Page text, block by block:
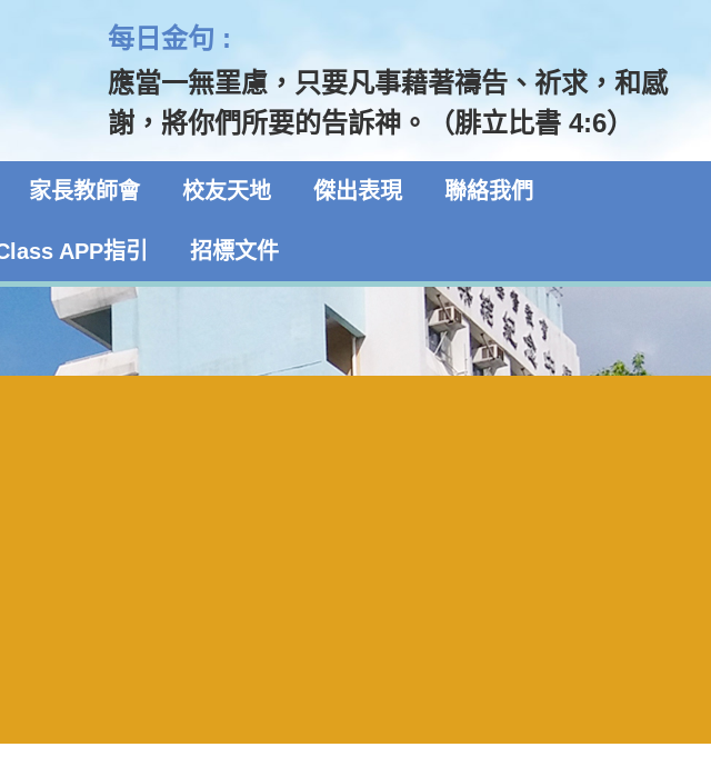
每日金句 :
應當一無罣慮，只要凡事藉著禱告、祈求，和感
謝，將你們所要的告訴神。（腓立比書 4:6）
家長教師會 校友天地 傑出表現 聯絡我們
APP指引 招標文件